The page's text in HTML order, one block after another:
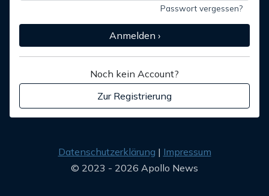
Passwort vergessen?
Anmelden ›
Noch kein Account?
Zur Registrierung
Datenschutzerklärung
Impressum
© 2023 - 2026 Apollo News